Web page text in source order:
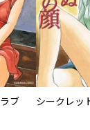
ブ